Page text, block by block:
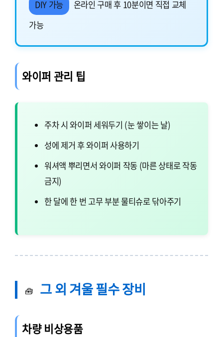
DIY 가능
온라인 구매 후 10분이면 직접 교체
가능
와이퍼 관리 팁
주차 시 와이퍼 세워두기 (눈 쌓이는 날)
성에 제거 후 와이퍼 사용하기
워셔액 뿌리면서 와이퍼 작동 (마른 상태로 작동
금지)
한 달에 한 번 고무 부분 물티슈로 닦아주기
🧰 그 외 겨울 필수 장비
차량 비상용품